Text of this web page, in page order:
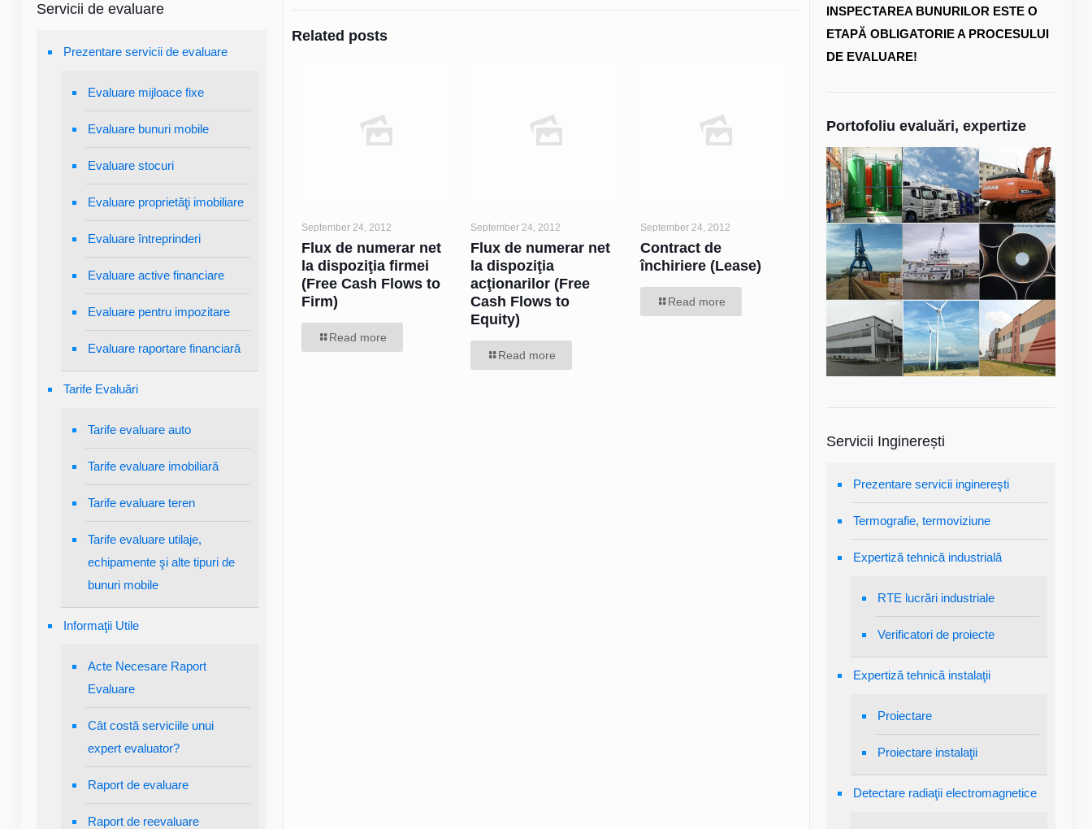
Related posts
September 24, 2012
Flux de numerar net
la dispoziţia firmei
(Free Cash Flows to
Firm)
Read more
September 24, 2012
Flux de numerar net
la dispoziţia
acţionarilor (Free
Cash Flows to
Equity)
Read more
September 24, 2012
Contract de
închiriere (Lease)
Read more
Servicii de evaluare
Prezentare servicii de evaluare
Evaluare mijloace fixe
Evaluare bunuri mobile
Evaluare stocuri
Evaluare proprietăţi imobiliare
Evaluare întreprinderi
Evaluare active financiare
Evaluare pentru impozitare
Evaluare raportare financiară
Tarife Evaluări
Tarife evaluare auto
Tarife evaluare imobiliară
Tarife evaluare teren
Tarife evaluare utilaje,
echipamente şi alte tipuri de
bunuri mobile
Informaţii Utile
Acte Necesare Raport
Evaluare
Cât costă serviciile unui
expert evaluator?
Raport de evaluare
Raport de reevaluare
INSPECTAREA BUNURILOR ESTE O
ETAPĂ OBLIGATORIE A PROCESULUI
DE EVALUARE!
Portofoliu evaluări, expertize
Servicii Inginerești
Prezentare servicii inginereşti
Termografie, termoviziune
Expertiză tehnică industrială
RTE lucrări industriale
Verificatori de proiecte
Expertiză tehnică instalaţii
Proiectare
Proiectare instalaţii
Detectare radiaţii electromagnetice